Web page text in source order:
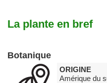
La plante en bref
Botanique
ORIGINE
Amérique du